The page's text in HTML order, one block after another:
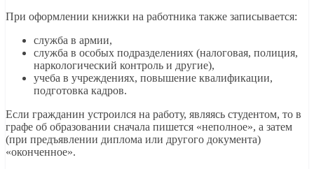
При оформлении книжки на работника также записывается:
служба в армии,
служба в особых подразделениях (налоговая, полиция,
наркологический контроль и другие),
учеба в учреждениях, повышение квалификации,
подготовка кадров.
Если гражданин устроился на работу, являясь студентом, то в
графе об образовании сначала пишется «неполное», а затем
(при предъявлении диплома или другого документа)
«оконченное».